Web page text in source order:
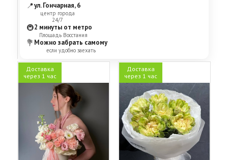
📍ул. Гончарная, 6
центр города
24/7
🚇2 минуты от метро
Площадь Восстания
💐 Можно забрать самому
если удобно заехать
Доставка
через 1 час
Доставка
через 1 час